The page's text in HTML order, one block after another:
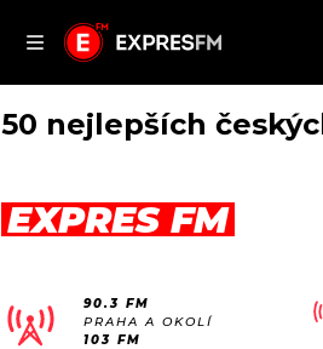
DOMŮ
AKTUÁLNĚ
50 nejlepších
EXPRES FM
90.3 FM
PRAHA A OKOLÍ
103 FM